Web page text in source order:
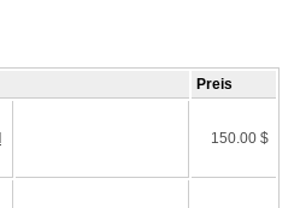
Preis
150.00 $